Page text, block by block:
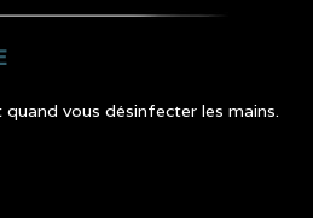
vous désinfecter les mains.